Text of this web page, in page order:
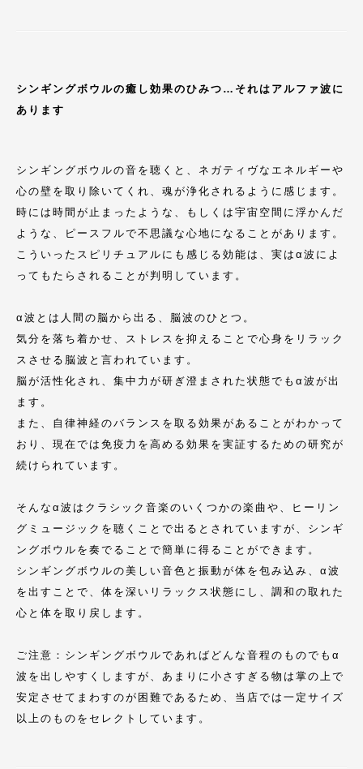
シンギングボウルの癒し効果のひみつ…それは アルファ波に
あります
シンギングボウルの音を聴くと、ネガティヴなエネルギーや
心の壁を取り除いてくれ、魂が浄化されるように感じます。
時には時間が止まったような、もしくは宇宙空間に浮かんだ
ような、ピースフルで不思議な心地になることがあります。
こういったスピリチュアルにも感じる効能は、実はα波によ
ってもたらされることが判明しています。
α波とは人間の脳から出る、脳波のひとつ。
気分を落ち着かせ、ストレスを抑えることで心身をリラック
スさせる脳波と言われています。
脳が活性化され、集中力が研ぎ澄まされた状態でもα波が出
ます。
また、自律神経のバランスを取る効果があることがわかって
おり、現在では免疫力を高める効果を実証するための研究が
続けられています。
そんなα波はクラシック音楽のいくつかの楽曲や、ヒーリン
グミュージックを聴くことで出るとされていますが、シンギ
ングボウルを奏でることで簡単に得ることができます。
シンギングボウルの美しい音色と振動が体を包み込み、α波
を出すことで、体を深いリラックス状態にし、調和の取れた
心と体を取り戻します。
ご注意：シンギングボウルであればどんな音程のものでもα
波を出しやすくしますが、あまりに小さすぎる物は掌の上で
安定させてまわすのが困難であるため、当店では一定サイズ
以上のものをセレクトしています。